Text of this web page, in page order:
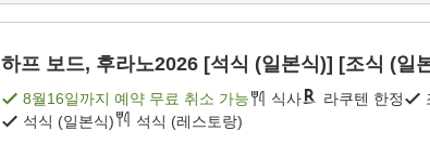
하프 보드, 후라노2026 [석식 (일본식)] [조식 (일
8월16일까지 예약 무료 취소 가능 식사 라쿠텐 한정
석식 (일본식)
석식 (레스토랑)